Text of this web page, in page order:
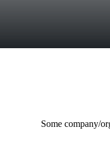
Some company/